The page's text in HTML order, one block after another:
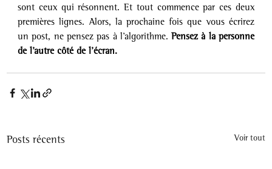
sont ceux qui résonnent. Et tout commence par ces deux
premières lignes. Alors, la prochaine fois que vous écrirez
un post, ne pensez pas à l’algorithme. Pensez à la personne
de l’autre côté de l’écran.
Posts récents Voir tout